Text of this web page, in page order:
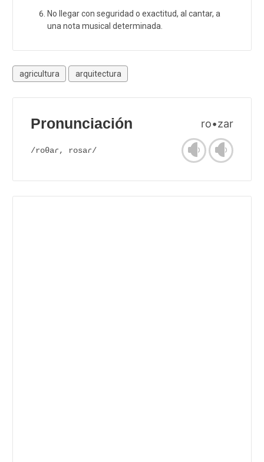
No llegar con seguridad o exactitud, al cantar, a
una nota musical determinada.
agricultura arquitectura
Pronunciación ro•zar
/roθaɾ, rosaɾ/